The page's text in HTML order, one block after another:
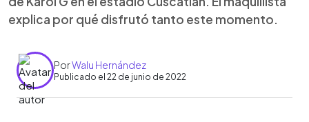
explica por qué disfrutó tanto este momento.
PorWalu Hernández
Publicado el 22 de junio de 2022